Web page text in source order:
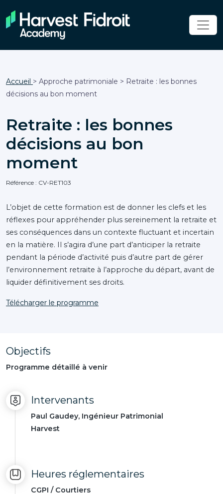
Accueil > Approche patrimoniale > Retraite : les bonnes
décisions au bon moment
Retraite : les bonnes
décisions au bon
moment
Référence : CV-RET103
L’objet de cette formation est de donner les clefs et les
réflexes pour appréhender plus sereinement la retraite et
ses conséquences dans un contexte fluctuant et incertain
en la matière. Il s’agira d’une part d’anticiper la retraite
pendant la période d’activité puis d’autre part de gérer
l’environnement retraite à l’approche du départ, avant de
liquider définitivement ses droits.
Télécharger le programme
Objectifs
Programme détaillé à venir
Intervenants
Paul Gaudey, Ingénieur Patrimonial
Harvest
Heures réglementaires
CGPI / Courtiers